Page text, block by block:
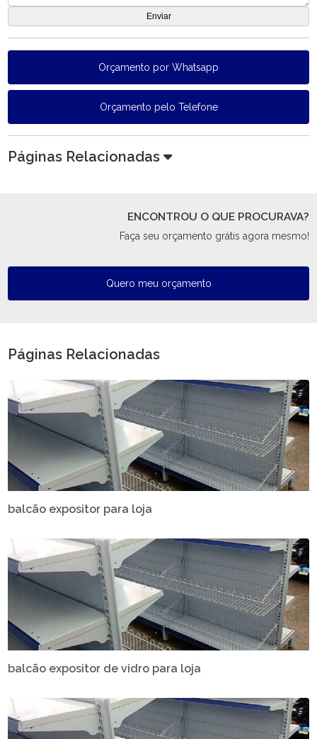
Orçamento por Whatsapp
Orçamento pelo Telefone
Páginas Relacionadas
ENCONTROU O QUE PROCURAVA?
Faça seu orçamento grátis agora mesmo!
Quero meu orçamento
Páginas Relacionadas
balcão expositor para loja
balcão expositor de vidro para loja